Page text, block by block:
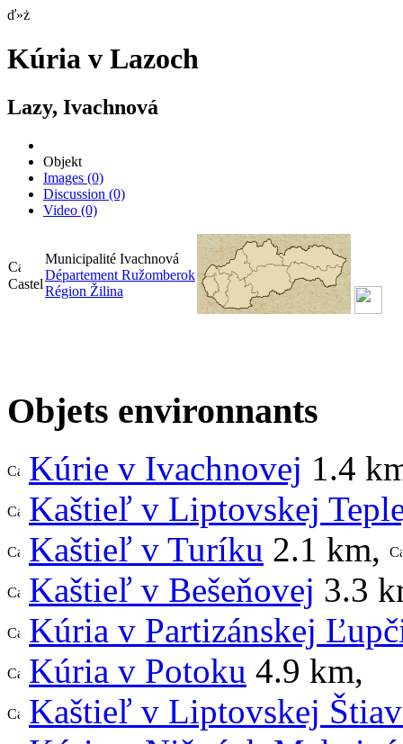
ď»ż
Kúria v Lazoch
Lazy, Ivachnová
Objekt
Images (0)
Discussion (0)
Video (0)
Castel
Municipalité Ivachnová
Département Ružomberok
Région Žilina
Objets environnants
Kúrie v Ivachnovej 1.4
Kaštieľ v Liptovskej
Kaštieľ v Turíku 2.1 km,
Kaštieľ v Bešeňovej 3.3
Kúria v Partizánskej
Kúria v Potoku 4.9 km,
Kaštieľ v Liptovskej